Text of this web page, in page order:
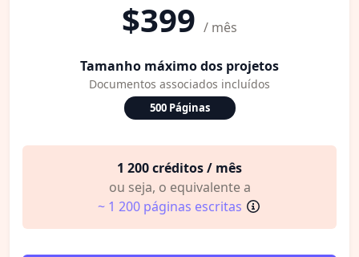
$399 / mês
Tamanho máximo dos projetos
Documentos associados incluídos
500 Páginas
1 200 créditos / mês
ou seja, o equivalente a
~ 1 200 páginas escritas